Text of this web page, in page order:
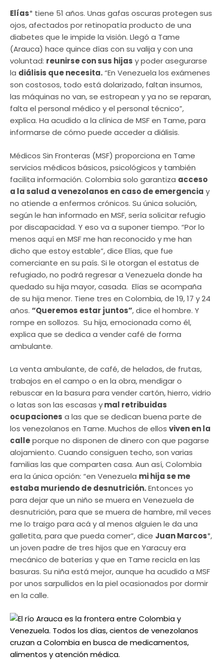
Elías* tiene 51 años. Unas gafas oscuras protegen sus
ojos, afectados por retinopatía producto de una
diabetes que le impide la visión. Llegó a Tame
(Arauca) hace quince días con su valija y con una
voluntad: reunirse con sus hijas y poder asegurarse
la diálisis que necesita.“En Venezuela los exámenes
son costosos, todo está dolarizado, faltan insumos,
las máquinas no van, se estropean y ya no se reparan,
falta el personal médico y el personal técnico”,
explica. Ha acudido a la clínica de MSF en Tame, para
informarse de cómo puede acceder a diálisis.
Médicos Sin Fronteras (MSF) proporciona en Tame
servicios médicos básicos, psicológicos y también
facilita información. Colombia solo garantiza acceso
a la salud a venezolanos en caso de emergencia y
no atiende a enfermos crónicos. Su única solución,
según le han informado en MSF, sería solicitar refugio
por discapacidad. Y eso va a suponer tiempo. “Por lo
menos aquí en MSF me han reconocido y me han
dicho que estoy estable”, dice Elías, que fue
comerciante en su país. Si le otorgan el estatus de
refugiado, no podrá regresar a Venezuela donde ha
quedado su hija mayor, casada. Elías se acompaña
de su hija menor. Tiene tres en Colombia, de 19, 17 y 24
años. “Queremos estar juntos”, dice el hombre. Y
rompe en sollozos. Su hija, emocionada como él,
explica que se dedica a vender café de forma
ambulante.
La venta ambulante, de café, de helados, de frutas,
trabajos en el campo o en la obra, mendigar o
rebuscar en la basura para vender cartón, hierro, vidrio
o latas son las escasas ymal retribuidas
ocupaciones a las que se dedican buena parte de
los venezolanos en Tame. Muchos de ellos viven en la
calleporque no disponen de dinero con que pagarse
alojamiento. Cuando consiguen techo, son varias
familias las que comparten casa. Aun así, Colombia
era la única opción: “en Venezuela mi hija se me
estaba muriendo de desnutrición.Entonces yo
para dejar que un niño se muera en Venezuela de
desnutrición, para que se muera de hambre, mil veces
me lo traigo para acá y al menos alguien le da una
galletita, para que pueda comer”, dice Juan Marcos*,
un joven padre de tres hijos que en Yaracuy era
mecánico de baterías y que en Tame recicla en las
basuras. Su niña está mejor, aunque ha acudido a MSF
por unos sarpullidos en la piel ocasionados por dormir
en la calle.